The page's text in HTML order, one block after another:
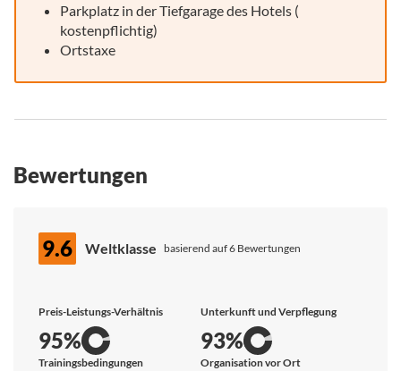
Parkplatz in der Tiefgarage des Hotels (
kostenpflichtig)
Ortstaxe
Bewertungen
9.6 Weltklasse basierend auf 6 Bewertungen
Preis-Leistungs-Verhältnis
95%
Unterkunft und Verpflegung
93%
Trainingsbedingungen Organisation vor Ort